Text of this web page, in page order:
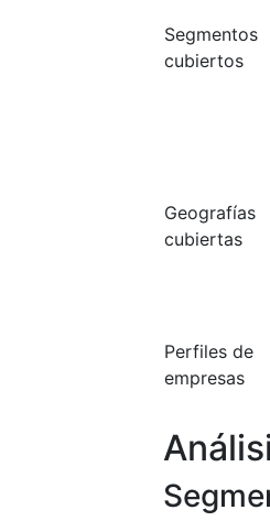
Segmentos
cubiertos
Geografías
cubiertas
Perfiles de
empresas